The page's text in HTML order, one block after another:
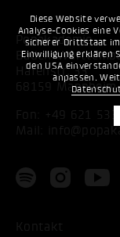
Diese Website
Analyse-Cookies eine
sicherer Drittstaat
Einwilligung erklären
den USA
anpassen.
Popakademie
Baden-
Hafenstr. 33
68159 Mannheim
Fon:
+49 621
Mail:
Kontakt